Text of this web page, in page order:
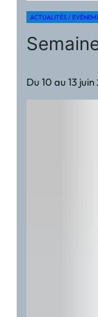
ACTUALITÉS /
Du 10 au 13